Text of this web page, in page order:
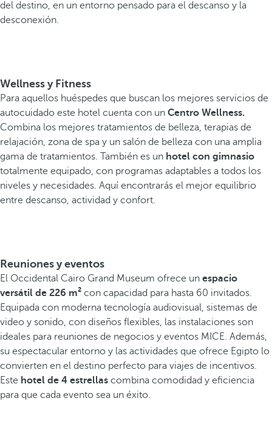
del destino, en un entorno pensado para el descanso y la
desconexión.
Wellness y Fitness
Para aquellos huéspedes que buscan los mejores servicios de
autocuidado este hotel cuenta con un Centro Wellness.
Combina los mejores tratamientos de belleza, terapias de
relajación, zona de spa y un salón de belleza con una amplia
gama de tratamientos. También es un hotel con gimnasio
totalmente equipado, con programas adaptables a todos los
niveles y necesidades. Aquí encontrarás el mejor equilibrio
entre descanso, actividad y confort.
Reuniones y eventos
El Occidental Cairo Grand Museum ofrece un espacio
versátil de 226 m² con capacidad para hasta 60 invitados.
Equipada con moderna tecnología audiovisual, sistemas de
video y sonido, con diseños flexibles, las instalaciones son
ideales para reuniones de negocios y eventos MICE. Además,
su espectacular entorno y las actividades que ofrece Egipto lo
convierten en el destino perfecto para viajes de incentivos.
Este hotel de 4 estrellas combina comodidad y eficiencia
para que cada evento sea un éxito.